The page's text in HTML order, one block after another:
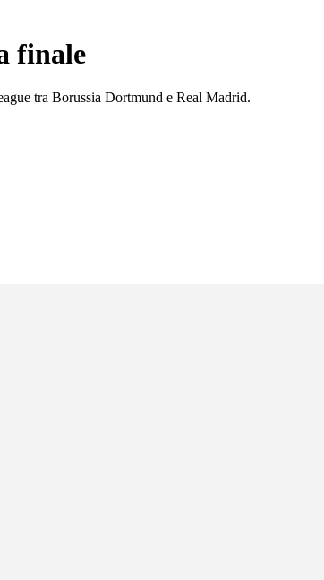
finale
tra Borussia Dortmund e Real Madrid.